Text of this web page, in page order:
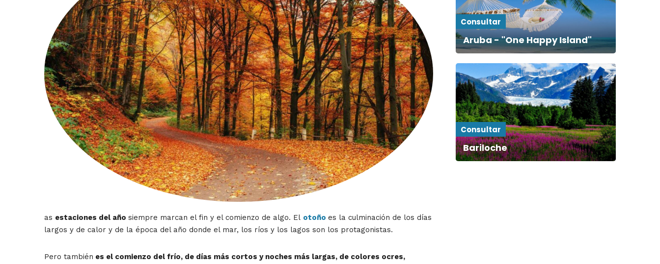
as estaciones del año siempre marcan el fin y el comienzo de algo. El otoño es la culminación de los días
largos y de calor y de la época del año donde el mar, los ríos y los lagos son los protagonistas.
Pero también es el comienzo del frío, de días más cortos y noches más largas, de colores ocres,
Consultar
Aruba - "One Happy Island"
Consultar
Bariloche